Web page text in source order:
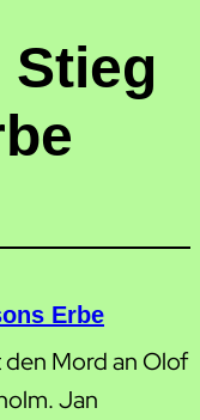
Stieg
Erbe
Mord an Olof
Jan